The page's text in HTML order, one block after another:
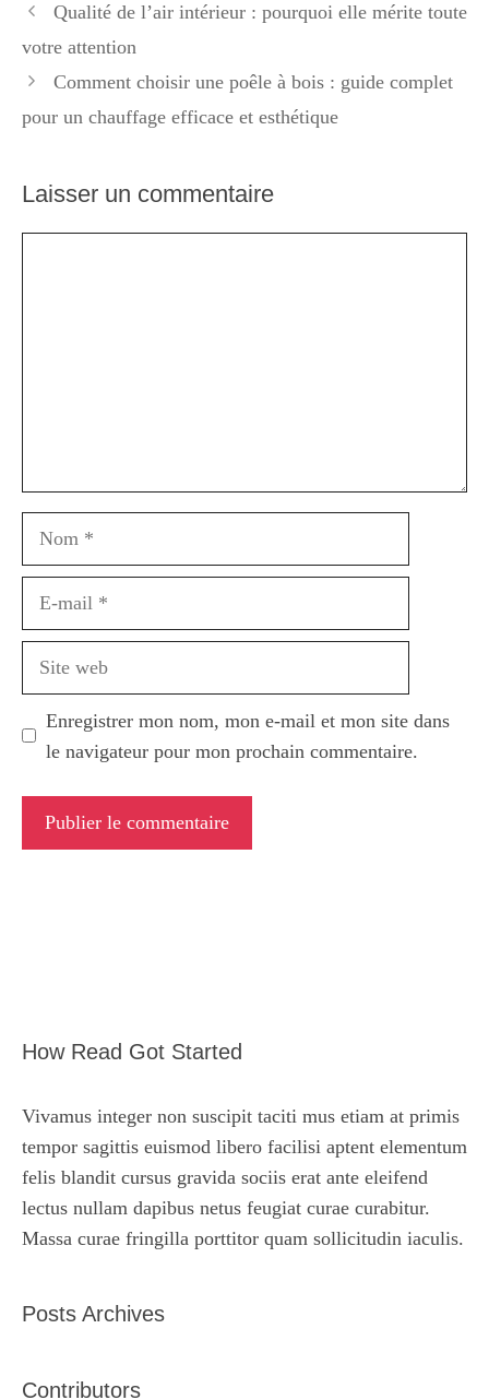
Qualité de l’air intérieur : pourquoi elle mérite toute
votre attention
Comment choisir une poêle à bois : guide complet
pour un chauffage efficace et esthétique
Laisser un commentaire
Enregistrer mon nom, mon e-mail et mon site dans
le navigateur pour mon prochain commentaire.
How Read Got Started
Vivamus integer non suscipit taciti mus etiam at primis
tempor sagittis euismod libero facilisi aptent elementum
felis blandit cursus gravida sociis erat ante eleifend
lectus nullam dapibus netus feugiat curae curabitur.
Massa curae fringilla porttitor quam sollicitudin iaculis.
Posts Archives
Contributors